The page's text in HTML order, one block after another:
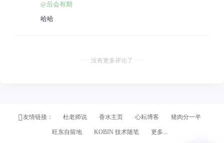
@后会有期
哈哈
没有更多评论了
友情链接： 杜老师说 香水主页 心耘博客 猪肉分一半
旺东自留地 KOBIN 技术随笔 更多...